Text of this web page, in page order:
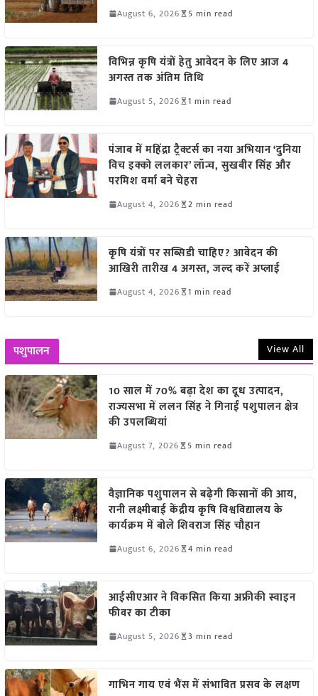
August 6, 2026 5 min read
विभिन्न कृषि यंत्रों हेतु आवेदन के लिए आज 4
अगस्त तक अंतिम तिथि
August 5, 2026 1 min read
पंजाब में महिंद्रा ट्रैक्टर्स का नया अभियान ‘दुनिया
विच इक्को ललकार’ लॉन्च, सुखबीर सिंह और
परमिश वर्मा बने चेहरा
August 4, 2026 2 min read
कृषि यंत्रों पर सब्सिडी चाहिए? आवेदन की
आखिरी तारीख 4 अगस्त, जल्द करें अप्लाई
August 4, 2026 1 min read
पशुपालन View All
10 साल में 70% बढ़ा देश का दूध उत्पादन,
राज्यसभा में ललन सिंह ने गिनाईं पशुपालन क्षेत्र
की उपलब्धियां
August 7, 2026 5 min read
वैज्ञानिक पशुपालन से बढ़ेगी किसानों की आय,
रानी लक्ष्मीबाई केंद्रीय कृषि विश्वविद्यालय के
कार्यक्रम में बोले शिवराज सिंह चौहान
August 6, 2026 4 min read
आईसीएआर ने विकसित किया अफ्रीकी स्वाइन
फीवर का टीका
August 5, 2026 3 min read
गाभिन गाय एवं भैंस में संभावित प्रसव के लक्षण